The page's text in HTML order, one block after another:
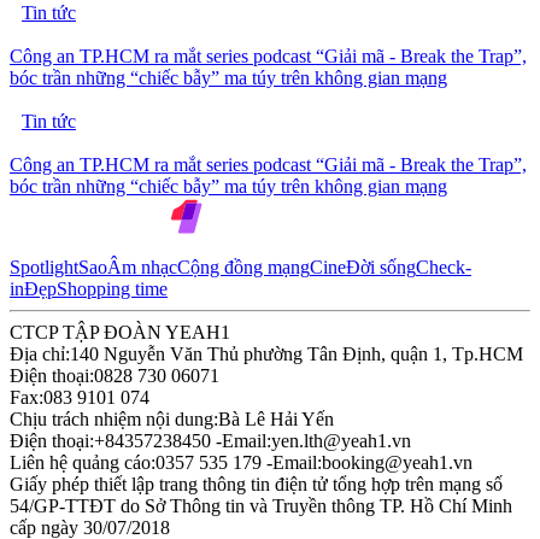
Tin tức
Công an TP.HCM ra mắt series podcast “Giải mã - Break the Trap”,
bóc trần những “chiếc bẫy” ma túy trên không gian mạng
Tin tức
Công an TP.HCM ra mắt series podcast “Giải mã - Break the Trap”,
bóc trần những “chiếc bẫy” ma túy trên không gian mạng
SpotlightSaoÂm nhạcCộng đồng mạngCineĐời sốngCheck-
inĐẹpShopping time
CTCP TẬP ĐOÀN YEAH1
Địa chỉ:140 Nguyễn Văn Thủ phường Tân Định, quận 1, Tp.HCM
Điện thoại:0828 730 06071
Fax:083 9101 074
Chịu trách nhiệm nội dung:Bà Lê Hải Yến
Điện thoại:+84357238450 -Email:yen.lth@yeah1.vn
Liên hệ quảng cáo:0357 535 179 -Email:booking@yeah1.vn
Giấy phép thiết lập trang thông tin điện tử tổng hợp trên mạng số
54/GP-TTĐT do Sở Thông tin và Truyền thông TP. Hồ Chí Minh
cấp ngày 30/07/2018